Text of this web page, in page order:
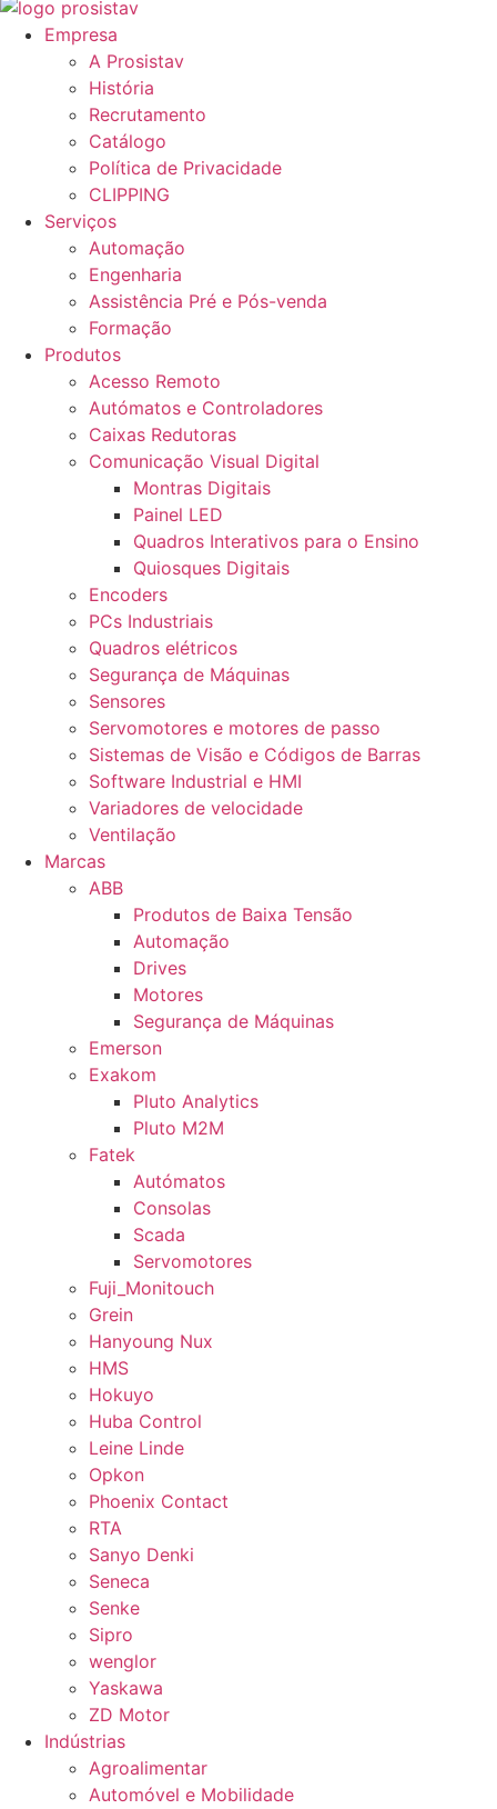
Empresa
A Prosistav
História
Recrutamento
Catálogo
Política de Privacidade
CLIPPING
Serviços
Automação
Engenharia
Assistência Pré e Pós-venda
Formação
Produtos
Acesso Remoto
Autómatos e Controladores
Caixas Redutoras
Comunicação Visual Digital
Montras Digitais
Painel LED
Quadros Interativos para o Ensino
Quiosques Digitais
Encoders
PCs Industriais
Quadros elétricos
Segurança de Máquinas
Sensores
Servomotores e motores de passo
Sistemas de Visão e Códigos de Barras
Software Industrial e HMI
Variadores de velocidade
Ventilação
Marcas
ABB
Produtos de Baixa Tensão
Automação
Drives
Motores
Segurança de Máquinas
Emerson
Exakom
Pluto Analytics
Pluto M2M
Fatek
Autómatos
Consolas
Scada
Servomotores
Fuji_Monitouch
Grein
Hanyoung Nux
HMS
Hokuyo
Huba Control
Leine Linde
Opkon
Phoenix Contact
RTA
Sanyo Denki
Seneca
Senke
Sipro
wenglor
Yaskawa
ZD Motor
Indústrias
Agroalimentar
Automóvel e Mobilidade